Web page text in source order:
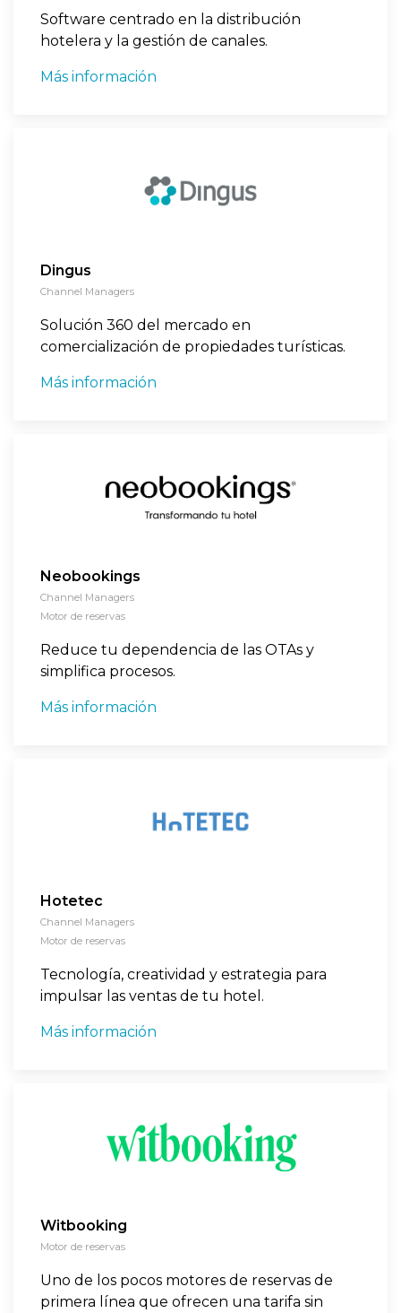
Software centrado en la distribución
hotelera y la gestión de canales.
Más información
Dingus
Channel Managers
Solución 360 del mercado en
comercialización de propiedades turísticas.
Más información
Neobookings
Channel Managers
Motor de reservas
Reduce tu dependencia de las OTAs y
simplifica procesos.
Más información
Hotetec
Channel Managers
Motor de reservas
Tecnología, creatividad y estrategia para
impulsar las ventas de tu hotel.
Más información
Witbooking
Motor de reservas
Uno de los pocos motores de reservas de
primera línea que ofrecen una tarifa sin